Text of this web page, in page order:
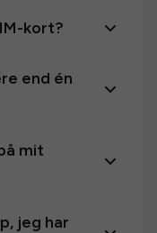
kort?
end én
mit
jeg har